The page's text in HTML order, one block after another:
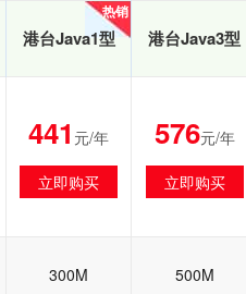
热销
热销
港台Java1型 港台Java3型
441 元/年
立即购买
576元/年
立即购买
300M 500M